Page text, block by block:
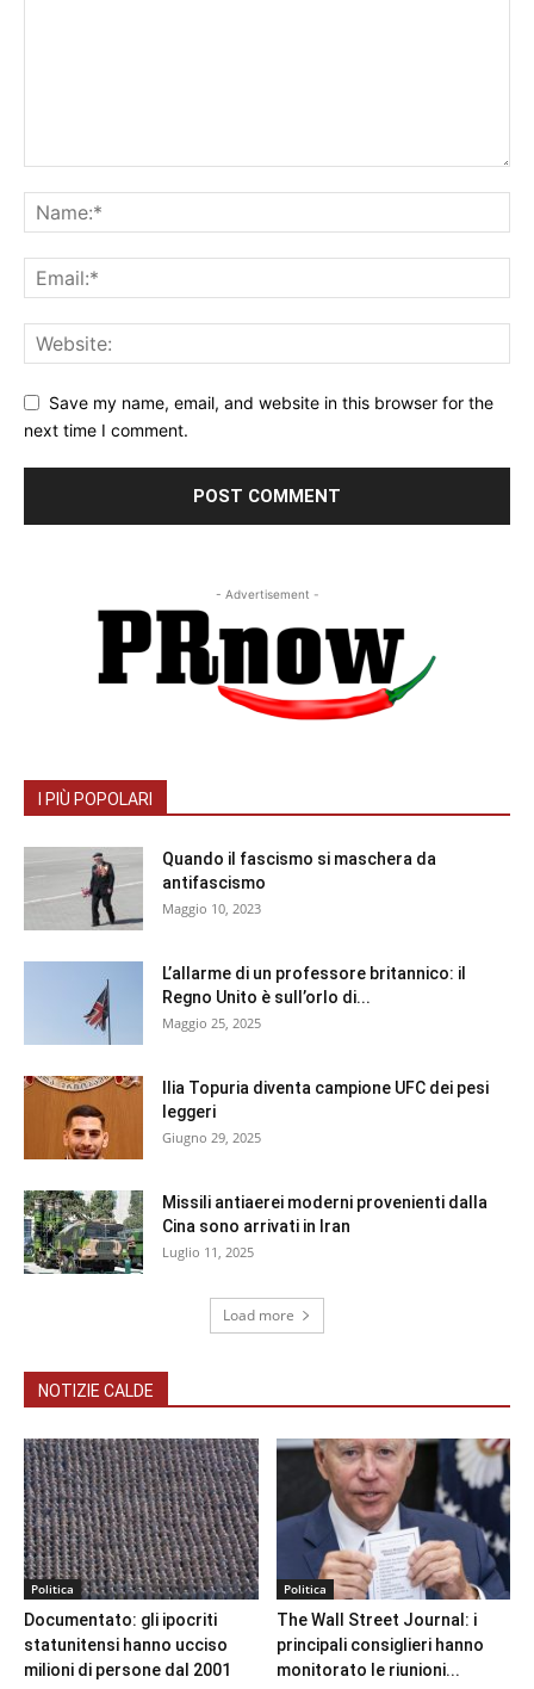
Save my name, email, and website in this browser for the
next time I comment.
- Advertisement -
I PIÙ POPOLARI
Quando il fascismo si maschera da
antifascismo
Maggio 10, 2023
L’allarme di un professore britannico: il
Regno Unito è sull’orlo di...
Maggio 25, 2025
Ilia Topuria diventa campione UFC dei pesi
leggeri
Giugno 29, 2025
Missili antiaerei moderni provenienti dalla
Cina sono arrivati in Iran
Luglio 11, 2025
Load more
NOTIZIE CALDE
Politica
Documentato: gli ipocriti
statunitensi hanno ucciso
milioni di persone dal 2001
Politica
The Wall Street Journal: i
principali consiglieri hanno
monitorato le riunioni...